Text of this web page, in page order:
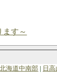
ます～
北海道中南部 日